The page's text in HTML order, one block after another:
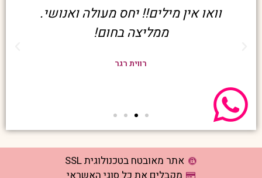
וואו אין מילים!! יחס מעולה ואנושי.
ממליצה בחום!
רווית רגר
אתר מאובטח בטכנולוגית SSL